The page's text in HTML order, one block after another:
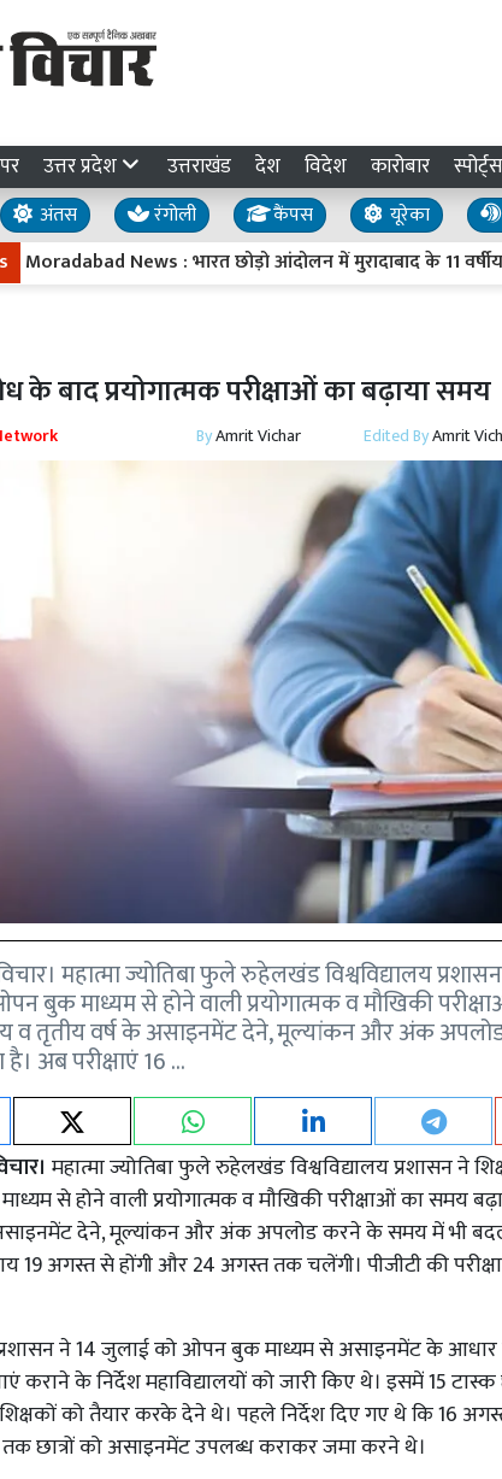
उत्तर प्रदेश उत्तराखंड देश विदेश कारोबार स्पोर्ट्स
अंतस रंगोली कैंपस यूरेका
News : भारत छोड़ो आंदोलन में मुरादाबाद के 11 वर्षीय
के बाद प्रयोगात्मक परीक्षाओं का बढ़ाया समय
ByAmrit Vichar Edited ByAmrit
महात्मा ज्योतिबा फुले रुहेलखंड विश्वविद्यालय
बुक माध्यम से होने वाली प्रयोगात्मक व मौखिकी
व तृतीय वर्ष के असाइनमेंट देने, मूल्यांकन और अंक
अब परीक्षाएं 16 …
महात्मा ज्योतिबा फुले रुहेलखंड विश्वविद्यालय प्रशासन ने
से होने वाली प्रयोगात्मक व मौखिकी परीक्षाओं का समय बढ़ा
देने, मूल्यांकन और अंक अपलोड करने के समय में भी
19 अगस्त से होंगी और 24 अगस्त तक चलेंगी। पीजीटी की
प्रशासन ने 14 जुलाई को ओपन बुक माध्यम से असाइनमेंट के आधार
कराने के निर्देश महाविद्यालयों को जारी किए थे। इसमें 15
को तैयार करके देने थे। पहले निर्देश दिए गए थे कि 16
छात्रों को असाइनमेंट उपलब्ध कराकर जमा करने थे।